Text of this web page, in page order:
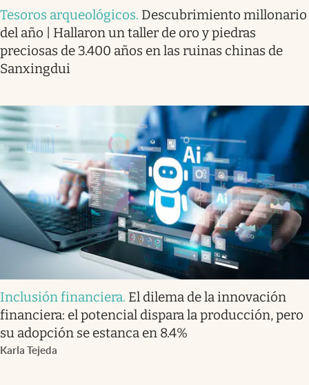
Tesoros arqueológicos. Descubrimiento millonario
del año | Hallaron un taller de oro y piedras
preciosas de 3.400 años en las ruinas chinas de
Sanxingdui
Inclusión financiera. El dilema de la innovación
financiera: el potencial dispara la producción, pero
su adopción se estanca en 8.4%
Karla Tejeda